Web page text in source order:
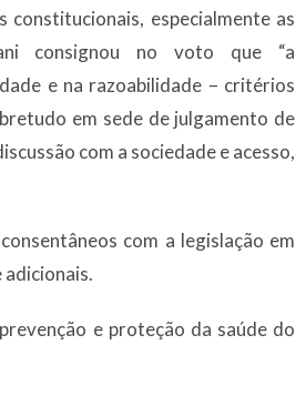
especialmente as
consignou no voto que “a
e na razoabilidade – critérios
em sede de julgamento de
com a sociedade e acesso,
com a legislação em
adicionais.
e proteção da saúde do